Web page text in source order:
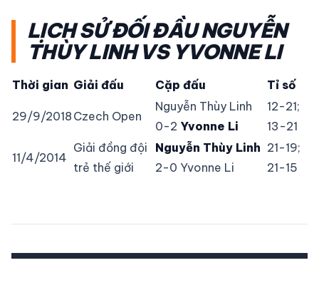
LỊCH SỬ ĐỐI ĐẦU NGUYỄN
THÙY LINH VS YVONNE LI
Thời gian Giải đấu Cặp đấu Tỉ số
29/9/2018 Czech Open
Nguyễn Thùy Linh
0-2 Yvonne Li
12-21;
13-21
11/4/2014
Giải đồng đội
trẻ thế giới
Nguyễn Thùy Linh
2-0 Yvonne Li
21-19;
21-15